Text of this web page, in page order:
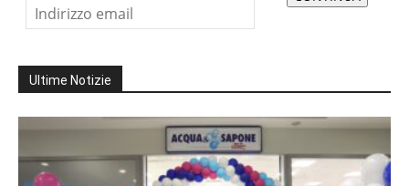
Ultime Notizie